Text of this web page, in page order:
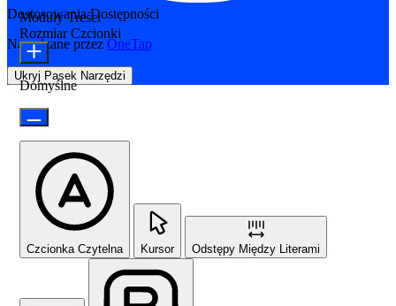
Dostosowania Dostępności
Napędzane przez OneTap
Ukryj Pasek Narzędzi
Moduły Treści
Rozmiar Czcionki
Domyślne
Czcionka Czytelna Kursor Odstępy Między Literami